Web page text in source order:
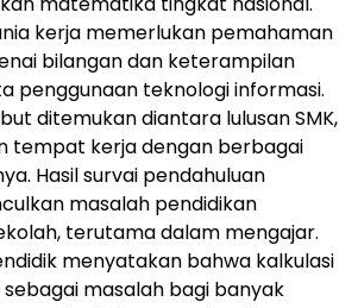
kerja memerlukan pemahaman
bilangan dan keterampilan
penggunaan teknologi informasi.
ditemukan diantara lulusan SMK,
tempat kerja dengan berbagai
Hasil survai pendahuluan
masalah pendidikan
terutama dalam mengajar.
menyatakan bahwa kalkulasi
masalah bagi banyak